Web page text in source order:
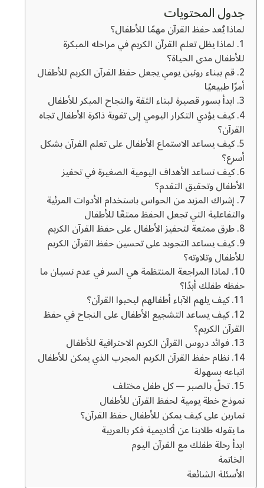
جدول المحتويات
لماذا يُعد حفظ القرآن مهمًا للأطفال؟
1. لماذا يظل تعلم القرآن الكريم في مراحله المبكرة
للأطفال مدى الحياة؟
2. قم ببناء روتين يومي يجعل حفظ القرآن الكريم للأطفال
أمرًا طبيعيًا
3. ابدأ بسور قصيرة لبناء الثقة والنجاح المبكر للأطفال
4. كيف يؤدي التكرار اليومي إلى تقوية ذاكرة الأطفال تجاه
القرآن؟
5. كيف يساعد الاستماع الأطفال على تعلم القرآن بشكل
أسرع؟
6. كيف تساعد الأهداف اليومية الصغيرة في تحفيز
الأطفال وتحقيق التقدم؟
7. إشراك المزيد من الحواس باستخدام الأدوات المرئية
والتفاعلية التي تجعل الحفظ ممتعًا للأطفال
8. طرق ممتعة لتحفيز الأطفال على حفظ القرآن الكريم
9. كيف يساعد التجويد على تحسين حفظ القرآن الكريم
للأطفال وتلاوته؟
10. لماذا المراجعة المنتظمة هي السر في عدم نسيان ما
حفظه طفلك أبدًا؟
11. كيف يلهم الآباء أطفالهم ليحبوا القرآن؟
12. كيف يساعد التشجيع الأطفال على النجاح في حفظ
القرآن الكريم؟
13. فوائد دروس القرآن الكريم الاحترافية للأطفال
14. نظام حفظ القرآن الكريم المجرب الذي يمكن للأطفال
اتباعه بسهولة
15. تحلَّ بالصبر — كل طفل مختلف
نموذج خطة يومية لحفظ القرآن للأطفال
تمارين على كيف يمكن للأطفال حفظ القرآن؟
ما يقوله طلابنا عن أكاديمية فكر بالعربية
ابدأ رحلة طفلك مع القرآن اليوم
الخاتمة
الأسئلة الشائعة